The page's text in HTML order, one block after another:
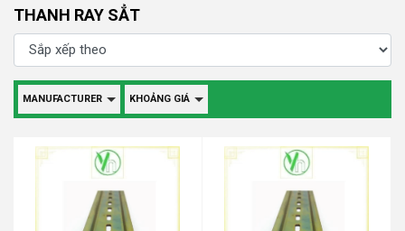
THANH RAY SẲT
MANUFACTURER KHOẢNG GIÁ